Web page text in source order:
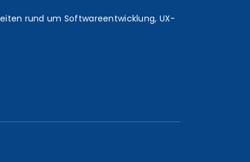
rund um Softwareentwicklung, UX-